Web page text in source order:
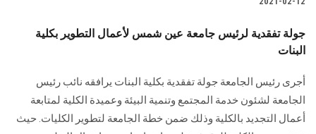
جولة تفقدية لرئيس جامعة عين شمس لأعمال التطوير بكلية
البنات
أجرى رئيس الجامعة جولة تفقدية بكلية البنات يرافقه نائب رئيس
الجامعة لشئون خدمة المجتمع وتنمية البيئة وعميدة الكلية لمتابعة
أعمال التجديد بالكلية وذلك ضمن خطة الجامعة لتطوير الكليات. حيث